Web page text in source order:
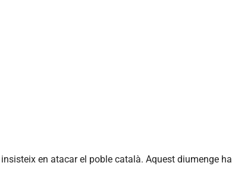
en atacar el poble català. Aquest diumenge ha